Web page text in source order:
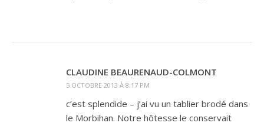
CLAUDINE BEAURENAUD-COLMONT
5 OCTOBRE 2013 À 8:17 PM
c’est splendide – j’ai vu un tablier brodé dans
le Morbihan. Notre hôtesse le conservait